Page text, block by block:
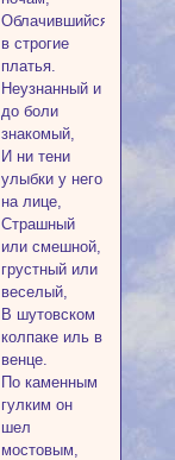
Облачившийся
в строгие
платья.
Неузнанный и
до боли
знакомый,
И ни тени
улыбки у него
на лице,
Страшный
или смешной,
грустный или
веселый,
В шутовском
колпаке иль в
венце.
По каменным
гулким он
шел
мостовым,